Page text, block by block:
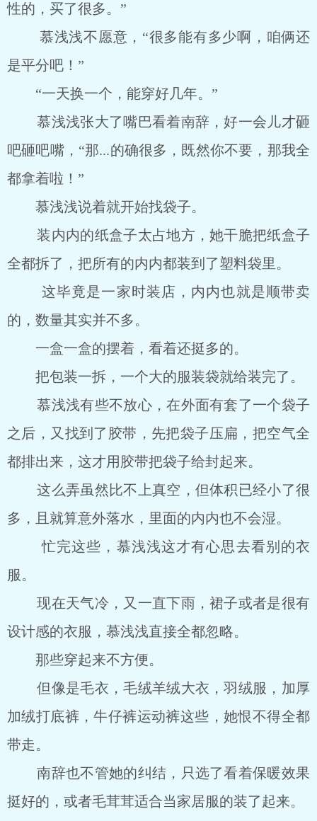
性的，买了很多。”
慕浅浅不愿意，“很多能有多少啊，咱俩还
是平分吧！”
“一天换一个，能穿好几年。”
慕浅浅张大了嘴巴看着南辞，好一会儿才砸
吧砸吧嘴，“那...的确很多，既然你不要，那我全
都拿着啦！”
慕浅浅说着就开始找袋子。
装内内的纸盒子太占地方，她干脆把纸盒子
全都拆了，把所有的内内都装到了塑料袋里。
这毕竟是一家时装店，内内也就是顺带卖
的，数量其实并不多。
一盒一盒的摆着，看着还挺多的。
把包装一拆，一个大的服装袋就给装完了。
慕浅浅有些不放心，在外面有套了一个袋子
之后，又找到了胶带，先把袋子压扁，把空气全
都排出来，这才用胶带把袋子给封起来。
这么弄虽然比不上真空，但体积已经小了很
多，且就算意外落水，里面的内内也不会湿。
忙完这些，慕浅浅这才有心思去看别的衣
服。
现在天气冷，又一直下雨，裙子或者是很有
设计感的衣服，慕浅浅直接全都忽略。
那些穿起来不方便。
但像是毛衣，毛绒羊绒大衣，羽绒服，加厚
加绒打底裤，牛仔裤运动裤这些，她恨不得全都
带走。
南辞也不管她的纠结，只选了看着保暖效果
挺好的，或者毛茸茸适合当家居服的装了起来。